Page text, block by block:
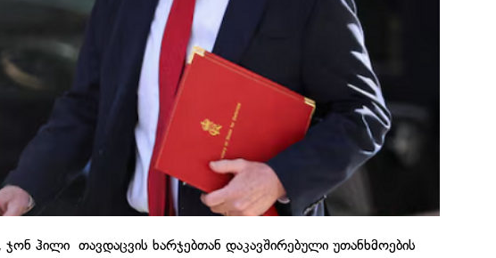
ჰილი თავდაცვის ხარჯებთან დაკავშირებული უთანხმოების